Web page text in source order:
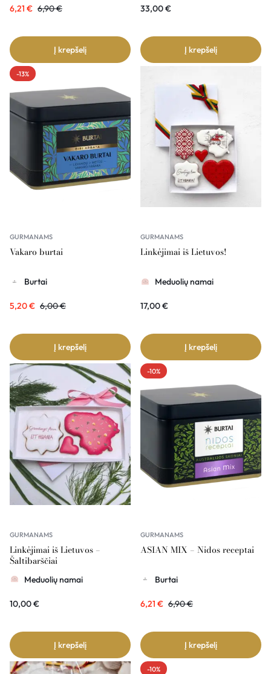
6,21 € 6,90€
Į krepšelį
33,00€
Į krepšelį
-13%
GURMANAMS
Vakaro burtai
Burtai
5,20€ 6,00€
Į krepšelį
GURMANAMS
Linkėjimai iš Lietuvos!
Meduolių namai
17,00€
Į krepšelį
GURMANAMS
Linkėjimai iš Lietuvos –
Šaltibarščiai
Meduolių namai
10,00€
Į krepšelį
-10%
GURMANAMS
ASIAN MIX – Nidos receptai
Burtai
6,21 € 6,90€
Į krepšelį
-10%